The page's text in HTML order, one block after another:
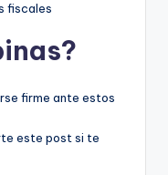
fiscales
firme ante estos
este post si te